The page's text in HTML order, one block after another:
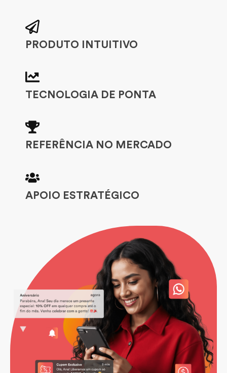
PRODUTO INTUITIVO
TECNOLOGIA DE PONTA
REFERÊNCIA NO MERCADO
APOIO ESTRATÉGICO